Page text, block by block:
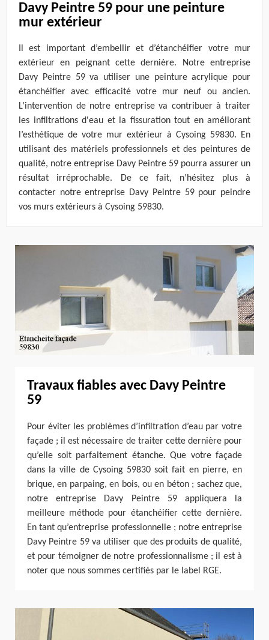
Davy Peintre 59 pour une peinture
mur extérieur
Il est important d’embellir et d’étanchéifier votre mur
extérieur en peignant cette dernière. Notre entreprise
Davy Peintre 59 va utiliser une peinture acrylique pour
étanchéifier avec efficacité votre mur neuf ou ancien.
L’intervention de notre entreprise va contribuer à traiter
les infiltrations d'eau et la fissuration tout en améliorant
l’esthétique de votre mur extérieur à Cysoing 59830. En
utilisant des matériels professionnels et des peintures de
qualité, notre entreprise Davy Peintre 59 pourra assurer un
résultat irréprochable. De ce fait, n’hésitez plus à
contacter notre entreprise Davy Peintre 59 pour peindre
vos murs extérieurs à Cysoing 59830.
Travaux fiables avec Davy Peintre
59
Pour éviter les problèmes d’infiltration d’eau par votre
façade ; il est nécessaire de traiter cette dernière pour
qu’elle soit parfaitement étanche. Que votre façade
dans la ville de Cysoing 59830 soit fait en pierre, en
brique, en parpaing, en bois, ou en béton ; sachez que,
notre entreprise Davy Peintre 59 appliquera la
meilleure méthode pour étanchéifier cette dernière.
En tant qu’entreprise professionnelle ; notre entreprise
Davy Peintre 59 va utiliser que des produits de qualité,
et pour témoigner de notre professionnalisme ; il est à
noter que nous sommes certifiés par le label RGE.